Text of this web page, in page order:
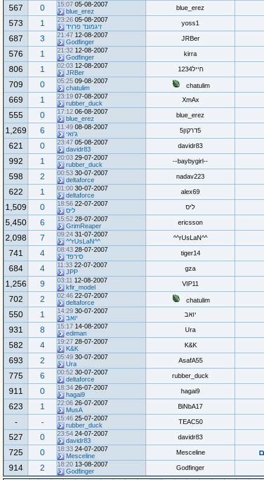
blue_erez
05-08-2007
15:07
blue_erez
0
567
yoss1
05-08-2007
23:26
זיגמונד פרויד
1
573
JRBer
12-08-2007
21:47
Godfinger
3
687
kirra
12-08-2007
21:32
Godfinger
1
576
חייל1234 12-08-2007
02:03
JRBer
1
806
chatulim
09-08-2007
05:25
chatulim
0
709
XmAx
07-08-2007
23:19
rubber_duck
1
669
blue_erez
06-08-2007
17:12
blue_erez
0
555
5דרקון5 08-08-2007
11:49
ג'ואי
6
1,269
davidr83
05-08-2007
23:47
davidr83
0
621
--baybygirl--
29-07-2007
20:03
rubber_duck
1
992
nadav223
30-07-2007
00:53
deltaforce
2
598
alex69
30-07-2007
01:00
deltaforce
1
622
ליס 22-07-2007
18:56
ליס
0
1,509
ericsson
28-07-2007
15:52
GrimReaper
6
5,450
^^rUsLaN^^
31-07-2007
09:24
^^rUsLaN^^
7
2,098
tiger14
28-07-2007
08:43
סירפד
4
741
gza
22-07-2007
11:33
JPP
4
684
VIP11
12-08-2007
03:11
kfir_model
9
1,256
chatulim
22-07-2007
02:46
deltaforce
2
702
יואב 30-07-2007
14:29
יואב
1
550
Ura
14-08-2007
15:17
ediman
8
931
K&K
28-07-2007
19:27
K&K
4
582
AsafA55
30-07-2007
05:49
Ura
2
693
rubber_duck
30-07-2007
00:52
deltaforce
6
775
hagai9
26-07-2007
18:34
hagai9
0
911
BiNbA17
26-07-2007
22:06
MusA
1
623
TEAC50
25-07-2007
15:46
rubber_duck
-
-
davidr83
24-07-2007
23:54
davidr83
0
527
Mesceline
24-07-2007
18:33
Mesceline
0
725
Godfinger
13-08-2007
18:20
Godfinger
2
914